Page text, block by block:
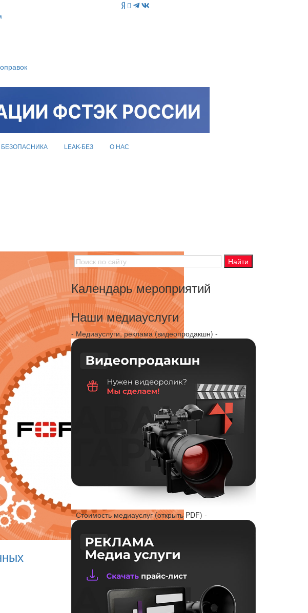
LEAK-БЕЗ О НАС
Календарь мероприятий
Наши медиауслуги
- Медиауслуги, реклама (видеопродакшн) -
- Стоимость медиауслуг (открыть PDF) -